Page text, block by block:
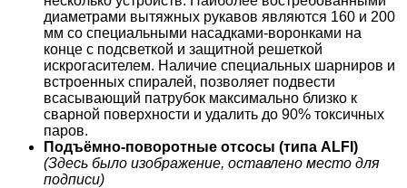
диаметрами вытяжных рукавов являются 160 и 200
мм со специальными насадками-воронками на
конце с подсветкой и защитной решеткой
искрогасителем. Наличие специальных шарниров и
встроенных спиралей, позволяет подвести
всасывающий патрубок максимально близко к
сварной поверхности и удалить до 90% токсичных
паров.
Подъёмно-поворотные отсосы (типа ALFI)
(Здесь было изображение, оставлено место для
подписи)